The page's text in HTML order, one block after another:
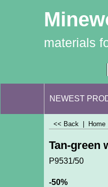
materials
NEWEST
<< Back Home
Tan-green
P9531/50
-50%